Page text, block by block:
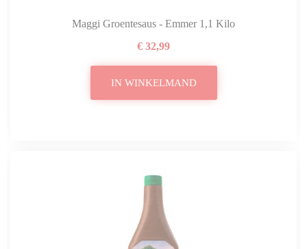
Maggi Groentesaus - Emmer 1,1 Kilo
€ 32,99
IN WINKELMAND